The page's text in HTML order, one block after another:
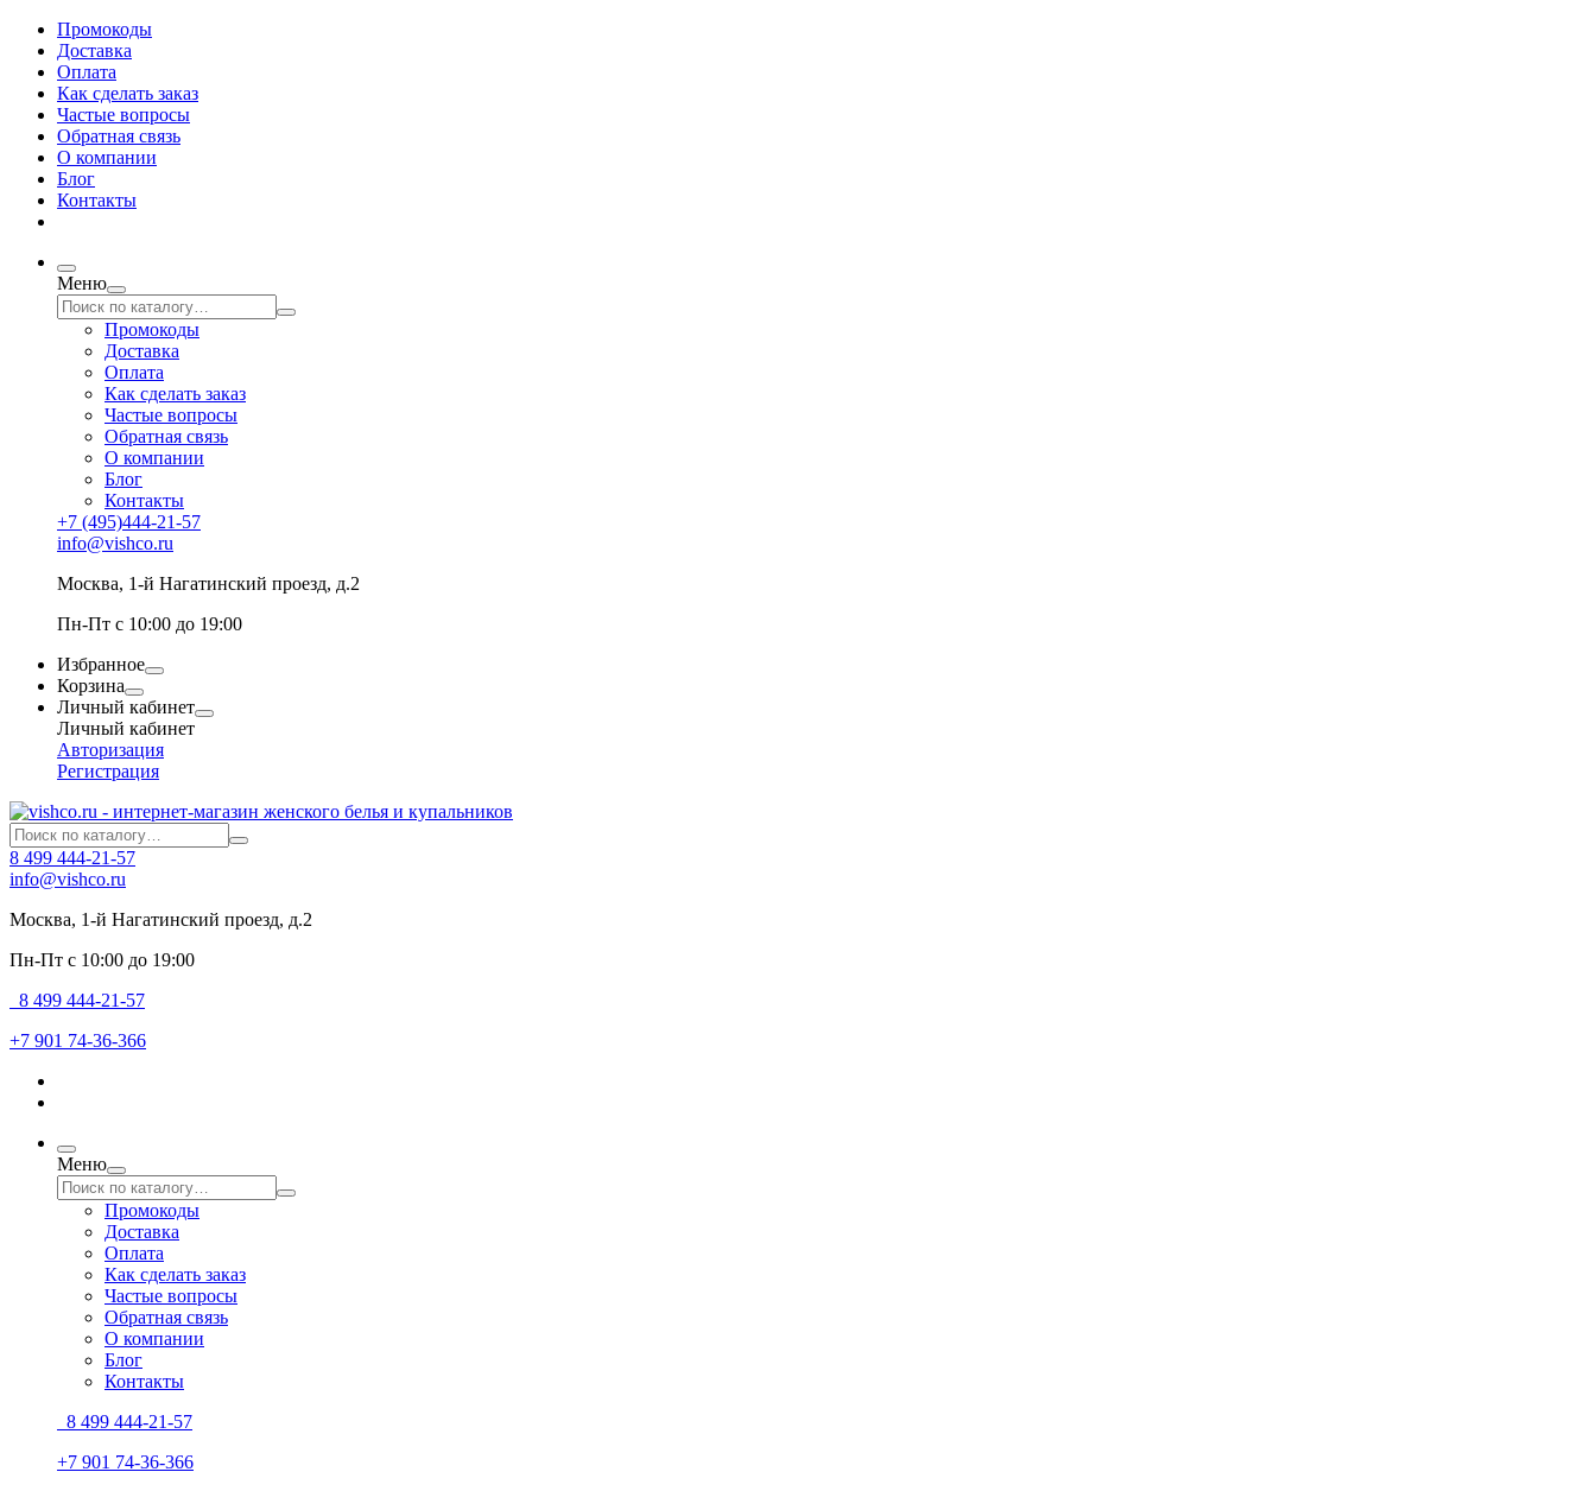
Промокоды
Доставка
Оплата
Как сделать заказ
Частые вопросы
Обратная связь
О компании
Блог
Контакты
Меню
Промокоды
Доставка
Оплата
Как сделать заказ
Частые вопросы
Обратная связь
О компании
Блог
Контакты
+7 (495)444-21-57
info@vishco.ru
Москва, 1-й Нагатинский проезд, д.2
Пн-Пт с 10:00 до 19:00
Избранное
Корзина
Личный кабинет
Личный кабинет
Авторизация
Регистрация
8 499 444-21-57
info@vishco.ru
Москва, 1-й Нагатинский проезд, д.2
Пн-Пт с 10:00 до 19:00
8 499 444-21-57
+7 901 74-36-366
Меню
Промокоды
Доставка
Оплата
Как сделать заказ
Частые вопросы
Обратная связь
О компании
Блог
Контакты
8 499 444-21-57
+7 901 74-36-366